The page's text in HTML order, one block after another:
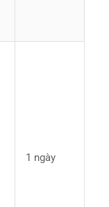
1 ngày